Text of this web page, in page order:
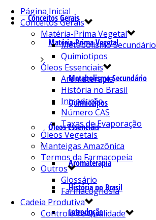
Conceitos Gerais
Matéria-Prima Vegetal
Metabolismo Secundário
Quimiotipos
Óleos Essenciais
Aromaterapia
História no Brasil
Introdução
Página Inicial
Conceitos Gerais
Matéria-Prima Vegetal
Metabolismo Secundário
Quimiotipos
Óleos Essenciais
Aromaterapia
História no Brasil
Introdução
Número CAS
Taxas de Evaporação
Óleos Vegetais
Manteigas Amazônica
Termos da Farmacopeia
Outros
Glossário
Farmacognosia
Cadeia Produtiva
Controle de Qualidade